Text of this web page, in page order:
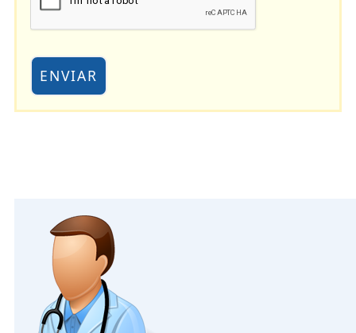
ENVIAR